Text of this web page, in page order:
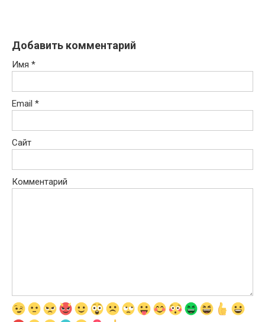
Добавить комментарий
Имя *
Email *
Сайт
Комментарий